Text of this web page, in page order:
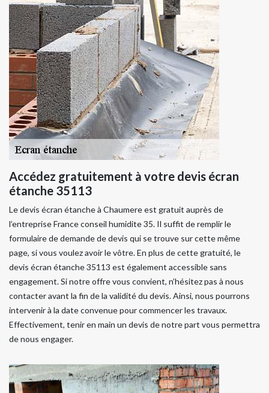
Accédez gratuitement à votre devis écran
étanche 35113
Le devis écran étanche à Chaumere est gratuit auprès de
l’entreprise France conseil humidite 35. Il suffit de remplir le
formulaire de demande de devis qui se trouve sur cette même
page, si vous voulez avoir le vôtre. En plus de cette gratuité, le
devis écran étanche 35113 est également accessible sans
engagement. Si notre offre vous convient, n’hésitez pas à nous
contacter avant la fin de la validité du devis. Ainsi, nous pourrons
intervenir à la date convenue pour commencer les travaux.
Effectivement, tenir en main un devis de notre part vous permettra
de nous engager.